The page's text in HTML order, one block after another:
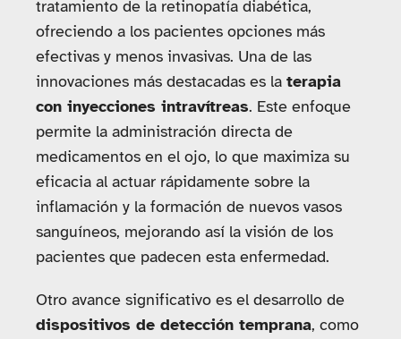
tratamiento de la retinopatía diabética,
ofreciendo a los pacientes opciones más
efectivas y menos invasivas. Una de las
innovaciones más destacadas es la terapia
con inyecciones intravítreas. Este enfoque
permite la administración directa de
medicamentos en el ojo, lo que maximiza su
eficacia al actuar rápidamente sobre la
inflamación y la formación de nuevos vasos
sanguíneos, mejorando así la visión de los
pacientes que padecen esta enfermedad.
Otro avance significativo es el desarrollo de
dispositivos de detección temprana, como